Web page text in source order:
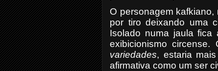
O personagem
por tiro deixando uma
Isolado numa jaula
exibicionismo circense.
variedades, estaria
afirmativa como um ser